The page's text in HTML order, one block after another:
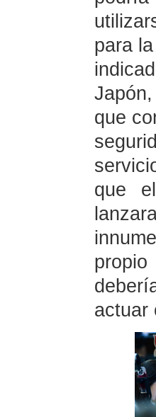
para
que
que
actuar